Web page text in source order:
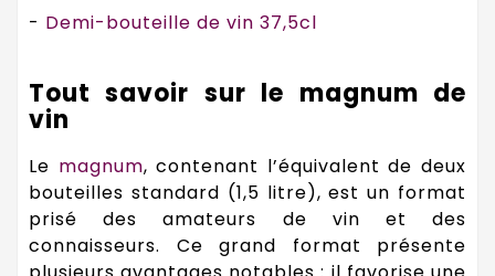
- Demi-bouteille de vin 37,5cl
Tout savoir sur le magnum de
vin
Le magnum, contenant l’équivalent de deux
bouteilles standard (1,5 litre), est un format
prisé des amateurs de vin et des
connaisseurs. Ce grand format présente